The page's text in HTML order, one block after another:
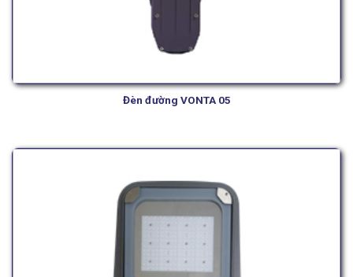
Đèn đường VONTA 05